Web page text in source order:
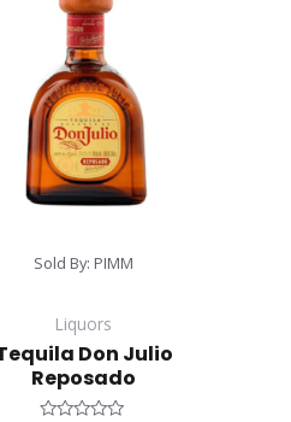
Sold By: PIMM
Liquors
Don Julio
Reposado